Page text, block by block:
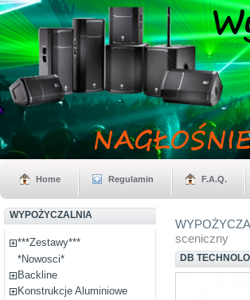
Home Regulamin F.A.Q.
WYPOŻYCZALNIA
***Zestawy***
*Nowosci*
Backline
Konstrukcje Aluminiowe
sceniczny
DB